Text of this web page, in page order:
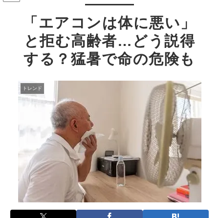
「エアコンは体に悪い」
と拒む高齢者…どう説得
する？猛暑で命の危険も
トレンド